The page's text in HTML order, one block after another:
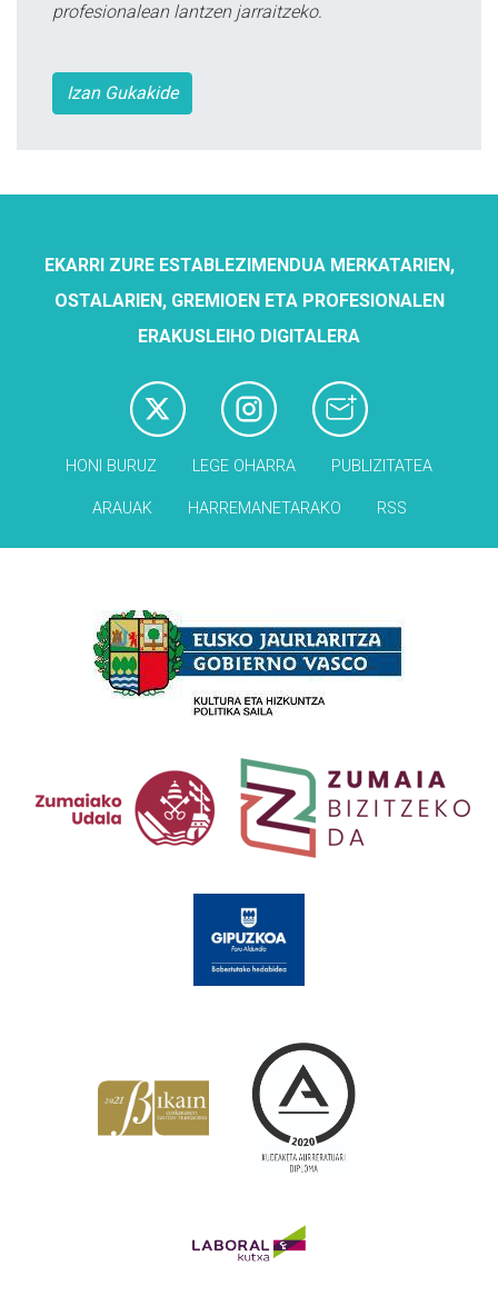
profesionalean lantzen jarraitzeko.
Izan Gukakide
EKARRI ZURE ESTABLEZIMENDUA MERKATARIEN,
OSTALARIEN, GREMIOEN ETA PROFESIONALEN
ERAKUSLEIHO DIGITALERA
HONI BURUZ LEGE OHARRA PUBLIZITATEA
ARAUAK HARREMANETARAKO RSS